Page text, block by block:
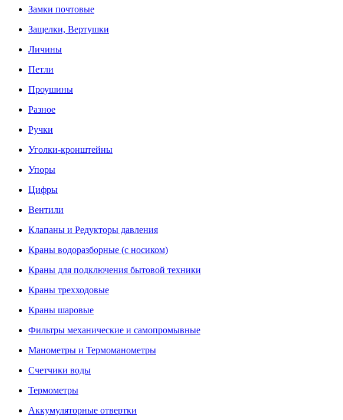
Замки почтовые
Защелки, Вертушки
Личины
Петли
Проушины
Разное
Ручки
Уголки-кронштейны
Упоры
Цифры
Вентили
Клапаны и Редукторы давления
Краны водоразборные (с носиком)
Краны для подключения бытовой техники
Краны трехходовые
Краны шаровые
Фильтры механические и самопромывные
Манометры и Термоманометры
Счетчики воды
Термометры
Аккумуляторные отвертки